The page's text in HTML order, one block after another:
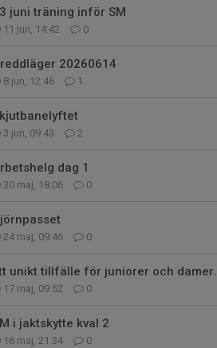
juni träning inför SM
11 jun, 14:42 0
20260614
8 jun, 12:46 1
3 jun, 09:43 2
dag 1
30 maj, 18:06 0
24 maj, 09:46 0
unikt tillfälle för juniorer och damer.
17 maj, 09:52 0
i jaktskytte kval 2
16 maj, 21:34 0